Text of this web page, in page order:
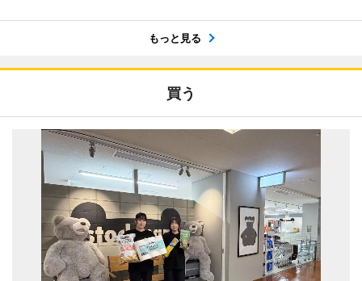
もっと見る
買う